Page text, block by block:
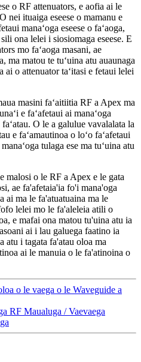
o RF attenuators, e aofia ai le
nei ituaiga eseese o mamanu e
manaʻoga eseese o faʻaoga,
ona lelei i siosiomaga eseese. E
mo faʻaoga masani, ae
ma matou te tuʻuina atu auaunaga
ai o attenuator taʻitasi e fetaui lelei
masini faʻaitiitia RF a Apex ma
e faʻafetaui ai manaʻoga
O le a galulue vavalalata la
e faʻamautinoa o loʻo faʻafetaui
tulaga ese ma tuʻuina atu
malosi o le RF a Apex e le gata
ae fa'afetaia'ia fo'i mana'oga
ai ma le fa'atuatuaina ma le
lelei mo le fa'aleleia atili o
e mafai ona matou tu'uina atu ia
ai i lau galuega faatino ia
atu i tagata fa'atau oloa ma
ai le manuia o le fa'atinoina o
o le vaega o le Waveguide a
RF Maualuga / Vaevaega